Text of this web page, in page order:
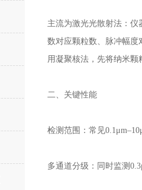
主流为激光光散射法：
数对应颗粒数、脉冲幅度
用凝聚核法，先将纳米颗
二、关键性能
检测范围：常见
多通道分级：同时监测